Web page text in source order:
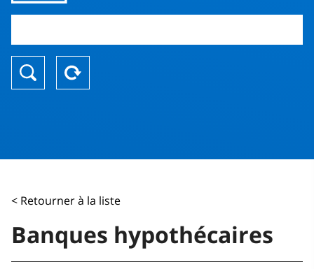
< Retourner à la liste
Banques hypothécaires